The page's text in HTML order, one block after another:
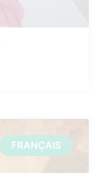
FRANÇAIS